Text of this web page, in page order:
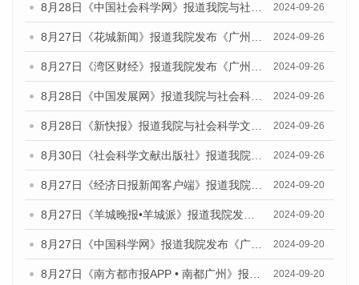
8月28日《中国社会科学网》报道我院与社会科学文献出版社联合发布《广州蓝皮书：广州创新型城市发展报告（2024）》的媒体文章 2024-09-26
8月27日《花城新闻》报道我院发布《广州蓝皮书：广州创新型城市发展报告（2024）》的媒体文章 2024-09-26
8月27日《湾区财经》报道我院发布《广州蓝皮书：广州创新型城市发展报告（2024）》的媒体文章 2024-09-26
8月28日《中国发展网》报道我院与社会科学文献出版社联合发布《广州蓝皮书：广州创新型城市发展报告（2024）》的媒体文章 2024-09-26
8月28日《新快报》报道我院与社会科学文献出版社联合发布《广州蓝皮书：广州创新型城市发展报告（2024）》的媒体文章 2024-09-26
8月30日《社会科学文献出版社》报道我院与社会科学文献出版社联合发布《广州蓝皮书：广州创新型城市发展报告（2024）》的媒体文章 2024-09-26
8月27日《经济日报新闻客户端》报道我院发布《广州蓝皮书：广州创新型城市发展报告（2024）》的媒体文章 2024-09-20
8月27日《羊城晚报•羊城派》报道我院发布《广州蓝皮书：广州创新型城市发展报告（2024）》的媒体文章 2024-09-20
8月27日《中国科学网》报道我院发布《广州蓝皮书：广州创新型城市发展报告（2024）》的媒体文章 2024-09-20
8月27日《南方都市报APP • 南都广州》报道我院与社会科学文献出版社联合发布《广州蓝皮书：广州创新型城市发展报告（2024）》的媒体文章 2024-09-20